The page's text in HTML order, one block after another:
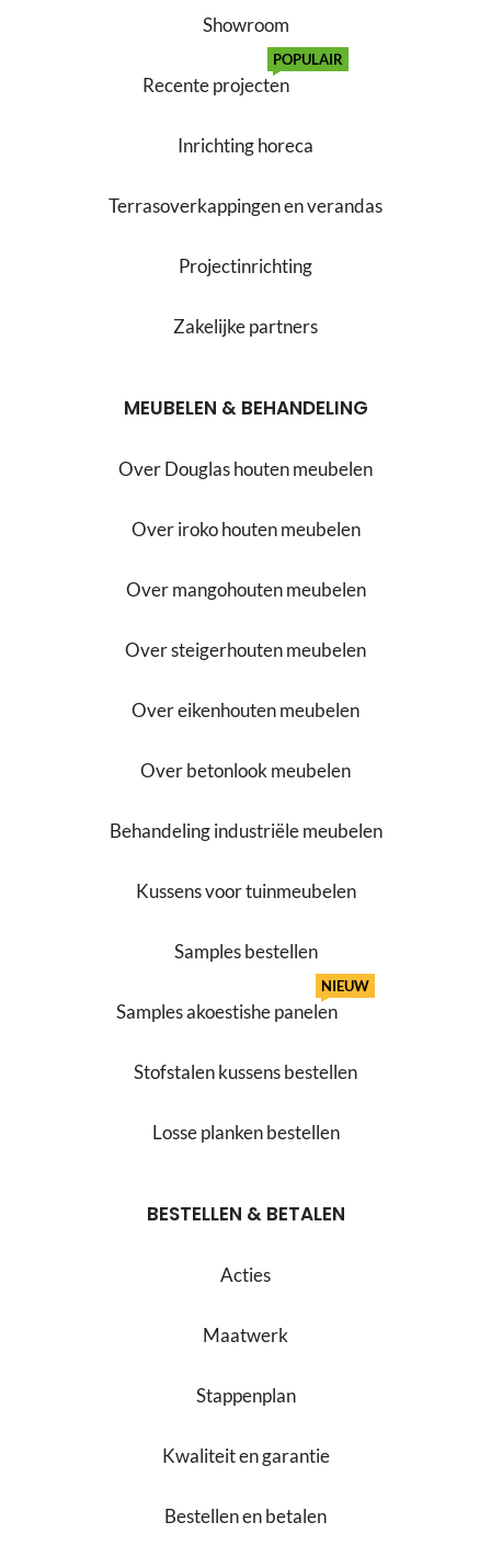
Showroom
Recente projecten
POPULAIR
Inrichting horeca
Terrasoverkappingen en verandas
Projectinrichting
Zakelijke partners
MEUBELEN & BEHANDELING
Over Douglas houten meubelen
Over iroko houten meubelen
Over mangohouten meubelen
Over steigerhouten meubelen
Over eikenhouten meubelen
Over betonlook meubelen
Behandeling industriële meubelen
Kussens voor tuinmeubelen
Samples bestellen
Samples akoestishe panelen
NIEUW
Stofstalen kussens bestellen
Losse planken bestellen
BESTELLEN & BETALEN
Acties
Maatwerk
Stappenplan
Kwaliteit en garantie
Bestellen en betalen